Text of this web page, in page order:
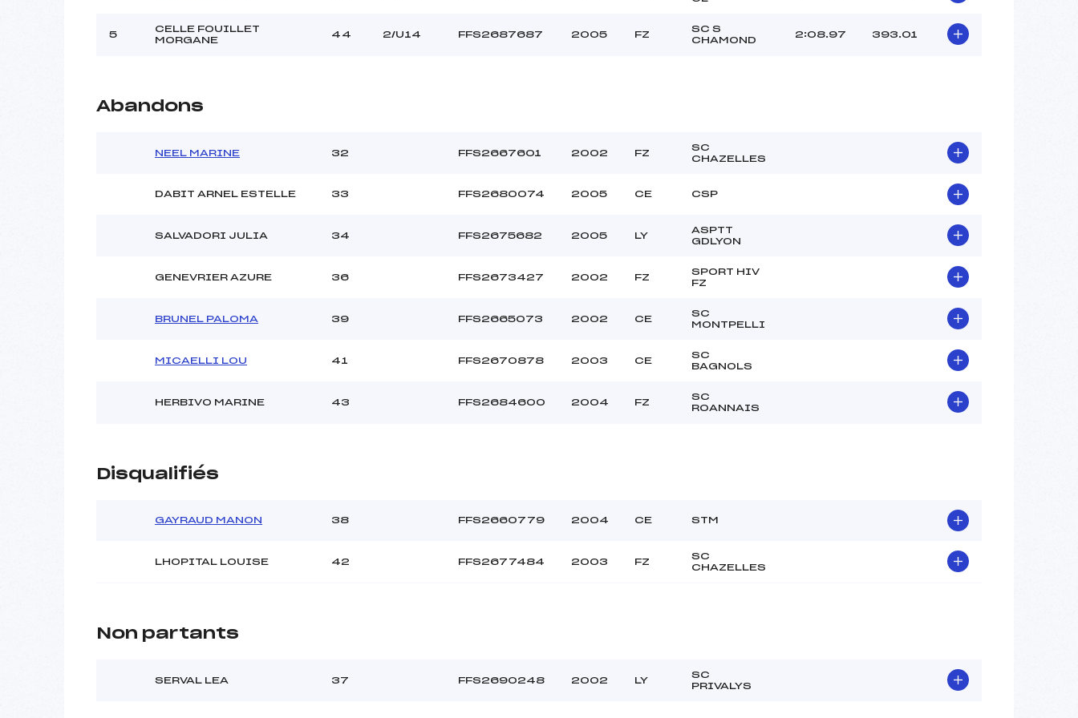
Ouvreurs C :
Ouvreurs D :
Neige :
Pénalité appliquée :
197.8800
5
CELLE FOUILLET
MORGANE
44 2/U14 FFS2687687 2005 FZ
SC S
CHAMOND
2:08.97 393.01
Abandons
NEEL MARINE 32 FFS2667601 2002 FZ
SC
CHAZELLES
DABIT ARNEL ESTELLE 33 FFS2680074 2005 CE CSP
SALVADORI JULIA 34 FFS2675682 2005 LY
ASPTT
GDLYON
GENEVRIER AZURE 36 FFS2673427 2002 FZ
SPORT HIV
FZ
BRUNEL PALOMA 39 FFS2665073 2002 CE
SC
MONTPELLI
MICAELLI LOU 41 FFS2670878 2003 CE
SC
BAGNOLS
HERBIVO MARINE 43 FFS2684600 2004 FZ
SC
ROANNAIS
Disqualifiés
GAYRAUD MANON 38 FFS2660779 2004 CE STM
LHOPITAL LOUISE 42 FFS2677484 2003 FZ
SC
CHAZELLES
Non partants
SERVAL LEA 37 FFS2690248 2002 LY
SC
PRIVALYS